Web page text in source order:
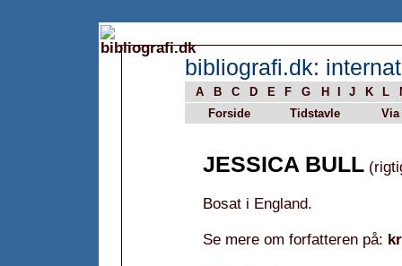
bibliografi.dk:
A B C D E F G H J K L
Forside
Tidstavle Via
JESSICA BULL
Bosat i England.
Se mere om forfatteren på: